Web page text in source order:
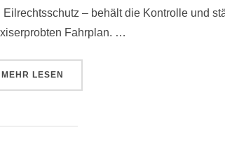
– behält die Kontrolle und
Fahrplan. …
MEHR LESEN